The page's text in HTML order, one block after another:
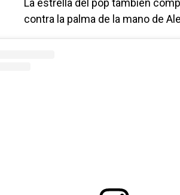
La estrella del pop también
contra la palma de la mano de